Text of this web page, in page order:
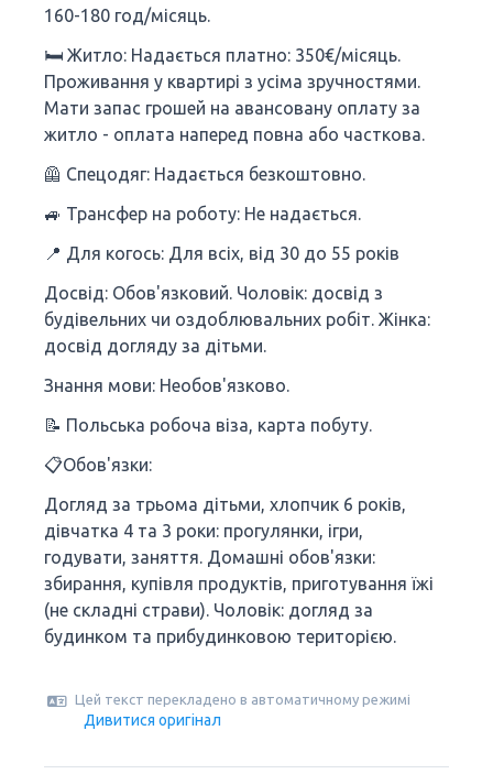
160-180 год/місяць.
🛏 Житло: Надається платно: 350€/місяць.
Проживання у квартирі з усіма зручностями.
Мати запас грошей на авансовану оплату за
житло - оплата наперед повна або часткова.
🦺 Спецодяг: Надається безкоштовно.
🚙 Трансфер на роботу: Не надається.
📍 Для когось: Для всіх, від 30 до 55 років
Досвід: Обов'язковий. Чоловік: досвід з
будівельних чи оздоблювальних робіт. Жінка:
досвід догляду за дітьми.
Знання мови: Необов'язково.
📝 Польська робоча віза, карта побуту.
📋Обов'язки:
Догляд за трьома дітьми, хлопчик 6 років,
дівчатка 4 та 3 роки: прогулянки, ігри,
годувати, заняття. Домашні обов'язки:
збирання, купівля продуктів, приготування їжі
(не складні страви). Чоловік: догляд за
будинком та прибудинковою територією.
Цей текст перекладено в автоматичному режимі
Дивитися оригінал